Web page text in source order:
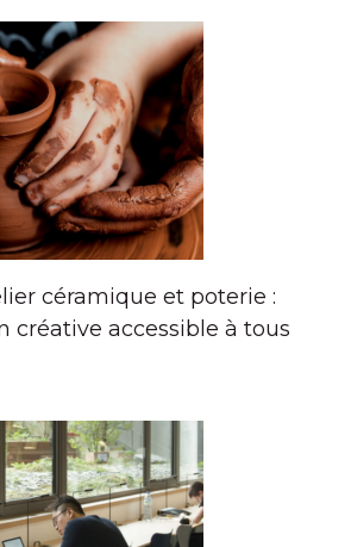
céramique et poterie :
créative accessible à tous